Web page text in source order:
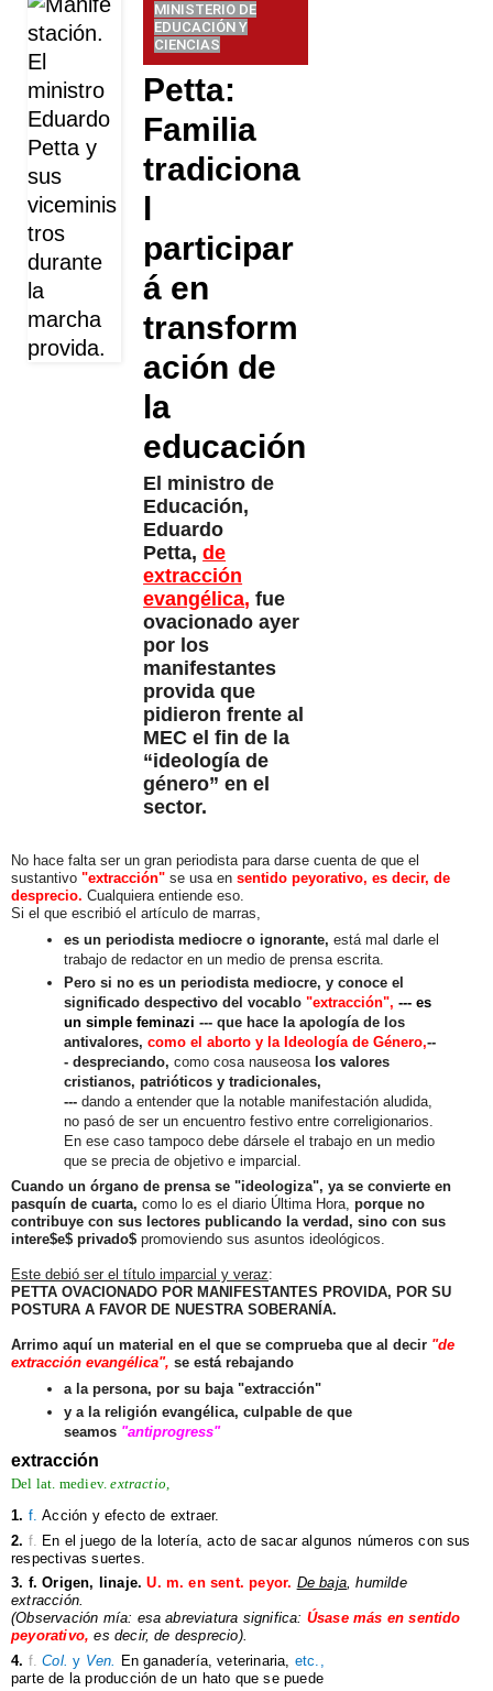
MINISTERIO DE
EDUCACIÓN Y
CIENCIAS
Petta:
Familia
tradiciona
l
participar
á en
transform
ación de
la
educación
El ministro de
Educación,
Eduardo
Petta,de
extracción
evangélica, fue
ovacionado ayer
por los
manifestantes
provida que
pidieron frente al
MEC el fin de la
“ideología de
género” en el
sector.
No hace falta ser un gran periodista para darse cuenta de que el
sustantivo "extracción" se usa en sentido peyorativo, es decir, de
desprecio. Cualquiera entiende eso.
Si el que escribió el artículo de marras,
es un periodista mediocre o ignorante, está mal darle el
trabajo de redactor en un medio de prensa escrita.
Pero si no es un periodista mediocre, y conoce el
significado despectivo del vocablo "extracción", --- es
un simple feminazi --- que hace la apología de los
antivalores, como el aborto y la Ideología de Género,--
- despreciando, como cosa nauseosa los valores
cristianos, patrióticos y tradicionales,
--- dando a entender que la notable manifestación aludida,
no pasó de ser un encuentro festivo entre correligionarios.
En ese caso tampoco debe dársele el trabajo en un medio
que se precia de objetivo e imparcial.
Cuando un órgano de prensa se "ideologiza", ya se convierte en
pasquín de cuarta, como lo es el diario Última Hora, porque no
contribuye con sus lectores publicando la verdad, sino con sus
intere$e$ privado$ promoviendo sus asuntos ideológicos.
Este debió ser el título imparcial y veraz:
PETTA OVACIONADO POR MANIFESTANTES PROVIDA, POR SU
POSTURA A FAVOR DE NUESTRA SOBERANÍA.
Arrimo aquí un material en el que se comprueba que al decir "de
extracción evangélica", se está rebajando
a la persona, por su baja "extracción"
y a la religión evangélica, culpable de que
seamos "antiprogress"
extracción
Del lat. mediev. extractio,
1. f. Acción y efecto de extraer.
2. f. En el juego de la lotería, acto de sacaralgunos números con sus
respectivas suertes.
3. f. Origen, linaje. U. m. en sent. peyor. De baja, humilde
extracción.
(Observación mía: esa abreviatura significa: Úsase más en sentido
peyorativo,es decir, de desprecio).
4. f. Col.y Ven. Enganadería, veterinaria, etc.,
parte de la producción de un hato que se puede